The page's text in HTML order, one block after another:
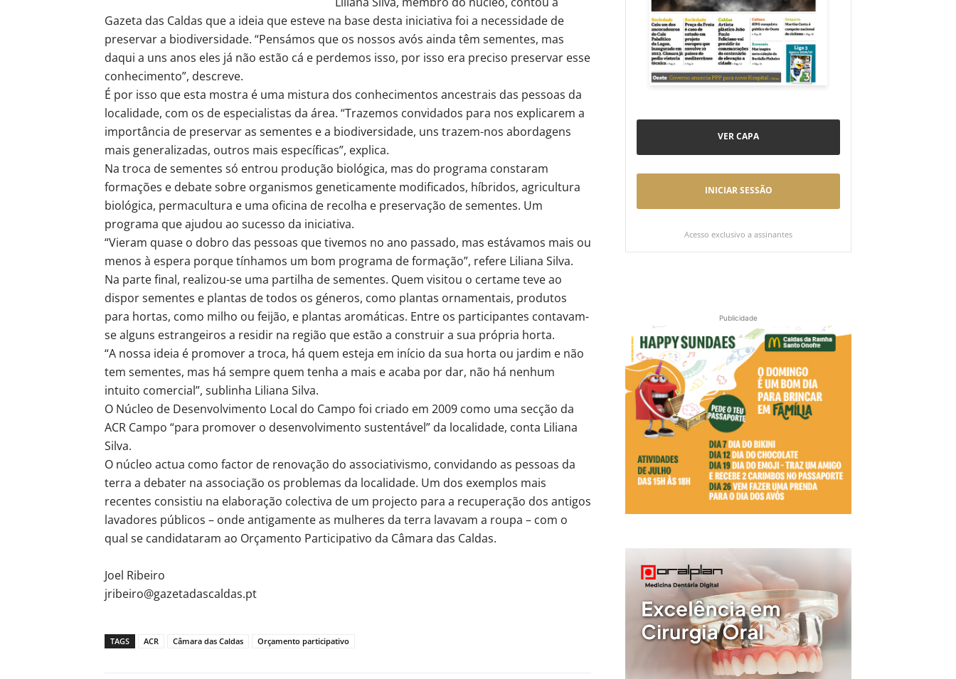
Gazeta das Caldas que a ideia que esteve na base desta iniciativa foi a necessidade de
preservar a biodiversidade. “Pensámos que os nossos avós ainda têm sementes, mas
daqui a uns anos eles já não estão cá e perdemos isso, por isso era preciso preservar esse
conhecimento”, descreve.
É por isso que esta mostra é uma mistura dos conhecimentos ancestrais das pessoas da
localidade, com os de especialistas da área. “Trazemos convidados para nos explicarem a
importância de preservar as sementes e a biodiversidade, uns trazem-nos abordagens
mais generalizadas, outros mais específicas”, explica.
Na troca de sementes só entrou produção biológica, mas do programa constaram
formações e debate sobre organismos geneticamente modificados, híbridos, agricultura
biológica, permacultura e uma oficina de recolha e preservação de sementes. Um
programa que ajudou ao sucesso da iniciativa.
“Vieram quase o dobro das pessoas que tivemos no ano passado, mas estávamos mais ou
menos à espera porque tínhamos um bom programa de formação”, refere Liliana Silva.
Na parte final, realizou-se uma partilha de sementes. Quem visitou o certame teve ao
dispor sementes e plantas de todos os géneros, como plantas ornamentais, produtos
para hortas, como milho ou feijão, e plantas aromáticas. Entre os participantes contavam-
se alguns estrangeiros a residir na região que estão a construir a sua própria horta.
“A nossa ideia é promover a troca, há quem esteja em início da sua horta ou jardim e não
tem sementes, mas há sempre quem tenha a mais e acaba por dar, não há nenhum
intuito comercial”, sublinha Liliana Silva.
O Núcleo de Desenvolvimento Local do Campo foi criado em 2009 como uma secção da
ACR Campo “para promover o desenvolvimento sustentável” da localidade, conta Liliana
Silva.
O núcleo actua como factor de renovação do associativismo, convidando as pessoas da
terra a debater na associação os problemas da localidade. Um dos exemplos mais
recentes consistiu na elaboração colectiva de um projecto para a recuperação dos antigos
lavadores públicos – onde antigamente as mulheres da terra lavavam a roupa – com o
qual se candidataram ao Orçamento Participativo da Câmara das Caldas.
Joel Ribeiro
jribeiro@gazetadascaldas.pt
TAGS ACR Câmara das Caldas Orçamento participativo
VER CAPA
INICIAR SESSÃO
Acesso exclusivo a assinantes
Publicidade